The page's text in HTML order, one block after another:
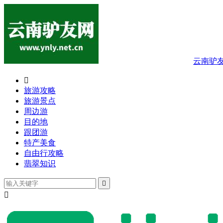
云南驴

旅游攻略
旅游景点
周边游
目的地
跟团游
特产美食
自由行攻略
翡翠知识

